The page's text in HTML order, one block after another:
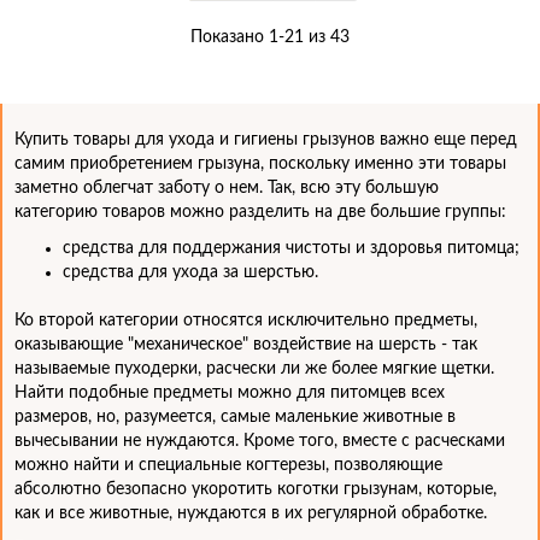
Показано 1-21 из 43
Купить товары для ухода и гигиены грызунов важно еще перед
самим приобретением грызуна, поскольку именно эти товары
заметно облегчат заботу о нем. Так, всю эту большую
категорию товаров можно разделить на две большие группы:
средства для поддержания чистоты и здоровья питомца;
средства для ухода за шерстью.
Ко второй категории относятся исключительно предметы,
оказывающие "механическое" воздействие на шерсть - так
называемые пуходерки, расчески ли же более мягкие щетки.
Найти подобные предметы можно для питомцев всех
размеров, но, разумеется, самые маленькие животные в
вычесывании не нуждаются. Кроме того, вместе с расческами
можно найти и специальные когтерезы, позволяющие
абсолютно безопасно укоротить коготки грызунам, которые,
как и все животные, нуждаются в их регулярной обработке.